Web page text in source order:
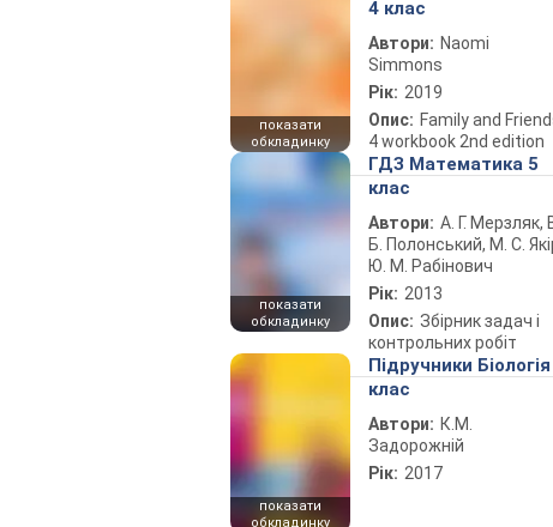
показати
обкладинку
4 клас
Автори: Naomi
Simmons
Рік: 2019
Опис: Family and
4 workbook 2nd edition
показати
обкладинку
ГДЗ Математика 5
клас
Автори: А. Г. Мерзляк,
Б. Полонський, М. С.
Ю. М. Рабінович
Рік: 2013
Опис: Збірник задач і
контрольних робіт
показати
обкладинку
Підручники
клас
Автори: К.М.
Задорожній
Рік: 2017